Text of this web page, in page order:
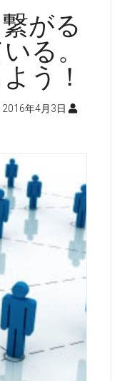
がる
る。
う！
2016年4月3日